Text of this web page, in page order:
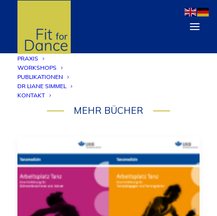
PRAXIS
WORKSHOPS
PUBLIKATIONEN
DR LIANE SIMMEL
KONTAKT
MEHR BÜCHER